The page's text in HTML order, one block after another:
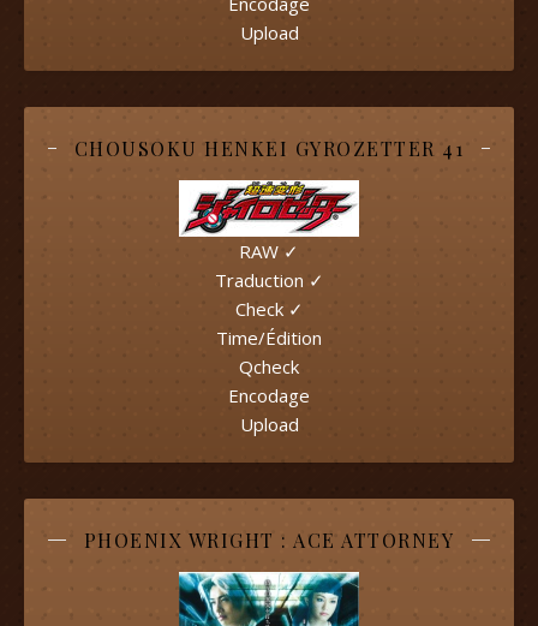
Upload
CHOUSOKU HENKEI GYROZETTER 41
RAW ✓
Traduction ✓
Check ✓
Time/Édition
Qcheck
Encodage
Upload
PHOENIX WRIGHT : ACE ATTORNEY